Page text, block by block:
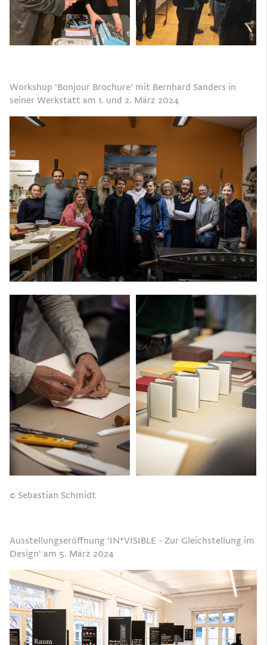
Workshop 'Bonjour Brochure' mit Bernhard Sanders in
seiner Werkstatt am 1. und 2. März 2024
© Sebastian Schmidt
Ausstellungseröffnung 'IN*VISIBLE - Zur Gleichstellung im
Design' am 5. März 2024